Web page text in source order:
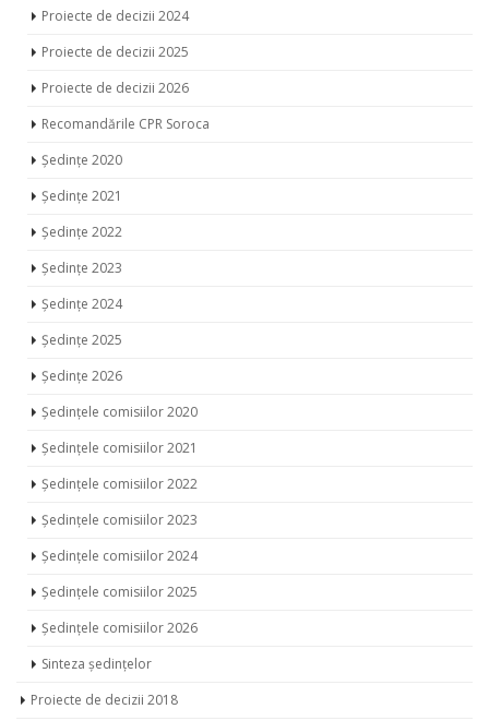
Proiecte de decizii 2024
Proiecte de decizii 2025
Proiecte de decizii 2026
Recomandările CPR Soroca
Ședințe 2020
Ședințe 2021
Ședințe 2022
Ședințe 2023
Ședințe 2024
Ședințe 2025
Ședințe 2026
Ședințele comisiilor 2020
Ședințele comisiilor 2021
Ședințele comisiilor 2022
Ședințele comisiilor 2023
Ședințele comisiilor 2024
Ședințele comisiilor 2025
Ședințele comisiilor 2026
Sinteza ședințelor
Proiecte de decizii 2018